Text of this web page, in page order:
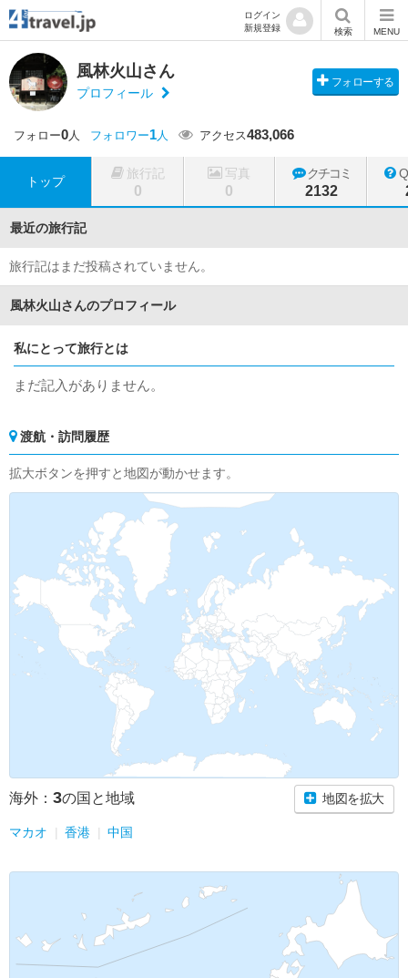
ログイン
新規登録
検索 MENU
風林火山さん
プロフィール
フォローする
フォロー0人 フォロワー1人 アクセス483,066
トップ
旅行記
0
写真
0
クチコミ
2132
最近の旅行記
旅行記はまだ投稿されていません。
風林火山さんのプロフィール
私にとって旅行とは
まだ記入がありません。
渡航・訪問履歴
拡大ボタンを押すと地図が動かせます。
海外： 3の国と地域 地図を拡大
マカオ 香港 中国